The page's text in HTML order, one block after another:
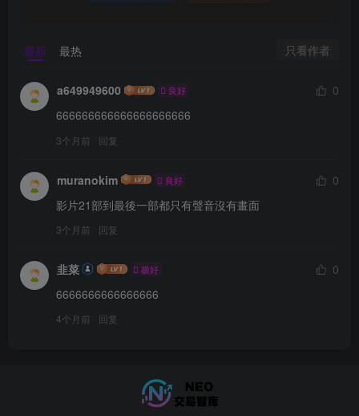
最新 最热 只看作者
a649949600 良好
0
666666666666666666666
3个月前 回复
muranokim 良好
0
影片21部到最後一部都只有聲音沒有畫面
3个月前 回复
韭菜 极好
0
6666666666666666
4个月前 回复